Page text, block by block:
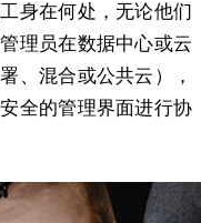
身在何处，无论他们
理员在数据中心或云
、混合或公共云），
全的管理界面进行协